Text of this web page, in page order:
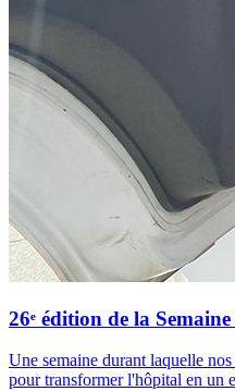
26ᵉ édition de la
Une semaine durant laquelle
pour transformer l'hôpital en un